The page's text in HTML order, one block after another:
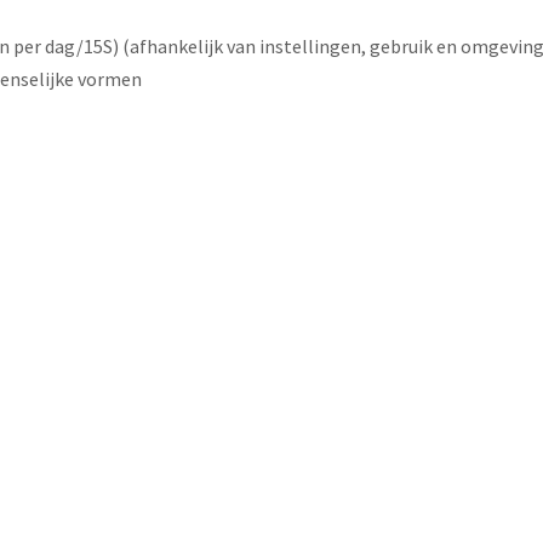
per dag/15S) (afhankelijk van instellingen, gebruik en
vormen